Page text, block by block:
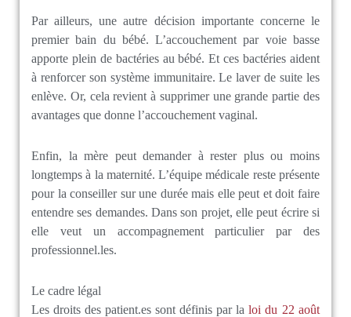
Par ailleurs, une autre décision importante concerne le
premier bain du bébé. L’accouchement par voie basse
apporte plein de bactéries au bébé. Et ces bactéries aident
à renforcer son système immunitaire. Le laver de suite les
enlève. Or, cela revient à supprimer une grande partie des
avantages que donne l’accouchement vaginal.
Enfin, la mère peut demander à rester plus ou moins
longtemps à la maternité. L’équipe médicale reste présente
pour la conseiller sur une durée mais elle peut et doit faire
entendre ses demandes. Dans son projet, elle peut écrire si
elle veut un accompagnement particulier par des
professionnel.les.
Le cadre légal
Les droits des patient.es sont définis par la loi du 22 août